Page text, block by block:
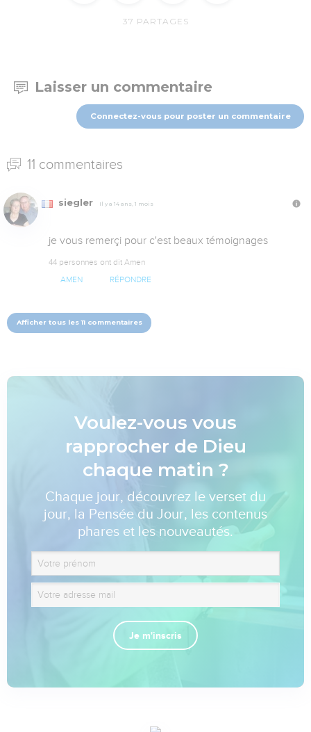
37 PARTAGES
Laisser un commentaire
Connectez-vous pour poster un commentaire
11 commentaires
siegler Il y a 14 ans, 1 mois
je vous remerçi pour c'est beaux témoignages
44 personnes ont dit Amen
AMEN RÉPONDRE
Afficher tous les 11 commentaires
Voulez-vous vous
rapprocher de Dieu
chaque matin ?
Chaque jour, découvrez le verset du
jour, la Pensée du Jour, les contenus
phares et les nouveautés.
Je m'inscris